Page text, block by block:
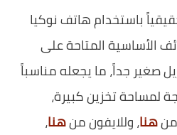
باستخدام هاتف نوكيا
الأساسية المتاحة على
صغير جداً، ما يجعله مناسباً
لمساحة تخزين كبيرة،
منهنا، وللايفون منهنا،